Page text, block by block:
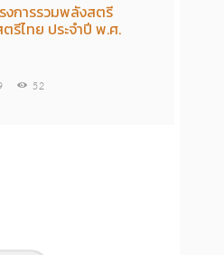
งการรวมพลังสตรี
ตรีไทย ประจำปี พ.ศ.
52